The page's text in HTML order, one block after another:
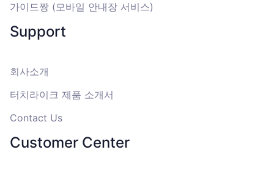
가이드짱 (모바일 안내장 서비스)
Support
회사소개
터치라이크 제품 소개서
Contact Us
Customer Center